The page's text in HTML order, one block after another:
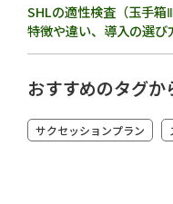
SHLの適性検査（玉手箱
特徴や違い、導入の選び
おすすめのタグか
サクセッションプラン